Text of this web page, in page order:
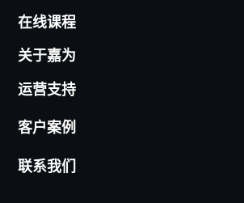
在线课程
关于嘉为
运营支持
客户案例
联系我们